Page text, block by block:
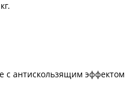
с антискользящим эффектом